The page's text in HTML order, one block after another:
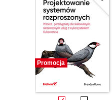
Promocja